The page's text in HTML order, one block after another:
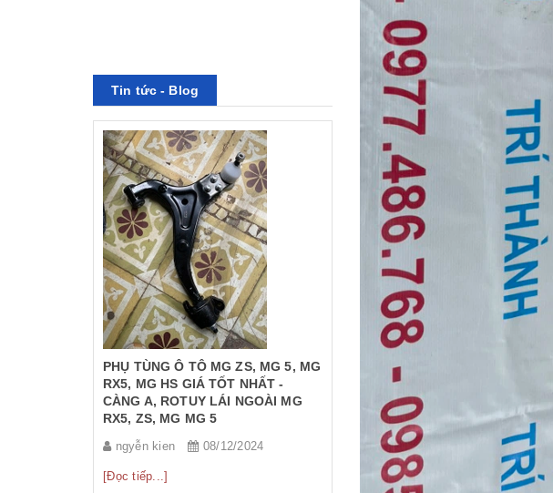
Tin tức - Blog
PHỤ TÙNG Ô TÔ MG ZS, MG 5, MG
RX5, MG HS GIÁ TỐT NHẤT -
CÀNG A, ROTUY LÁI NGOÀI MG
RX5, ZS, MG MG 5
ngyễn kien 08/12/2024
[Đọc tiếp...]
PHỤ TÙNG Ô TÔ MG ZS, MG 5, MG
RX5, MG HS GIÁ TỐT NHẤT - ĐÈN
PHA MG RX5, ZS, MG MG 5
ngyễn kien 08/12/2024
[Đọc tiếp...]